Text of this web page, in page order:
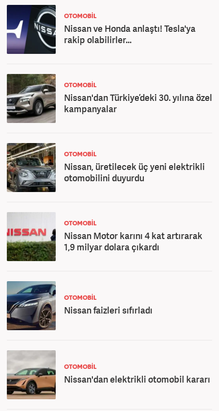
OTOMOBİL
Nissan ve Honda anlaştı! Tesla'ya
rakip olabilirler...
OTOMOBİL
Nissan'dan Türkiye’deki 30. yılına özel
kampanyalar
OTOMOBİL
Nissan, üretilecek üç yeni elektrikli
otomobilini duyurdu
OTOMOBİL
Nissan Motor karını 4 kat artırarak
1,9 milyar dolara çıkardı
OTOMOBİL
Nissan faizleri sıfırladı
OTOMOBİL
Nissan'dan elektrikli otomobil kararı